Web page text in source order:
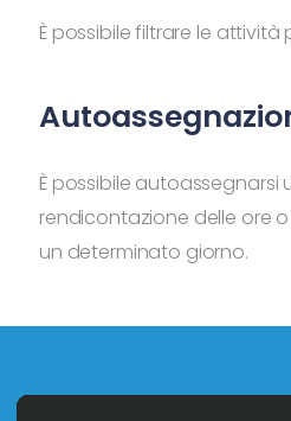
È possibile filtrare le
È possibile autoassegnarsi
rendicontazione delle ore
un determinato giorno.